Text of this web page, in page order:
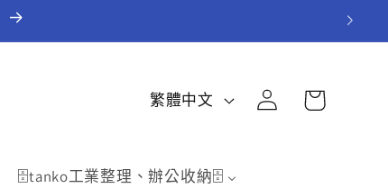
🗄️tanko工業整理、辦公收納🗄️
語
繁體中文
登
入
物